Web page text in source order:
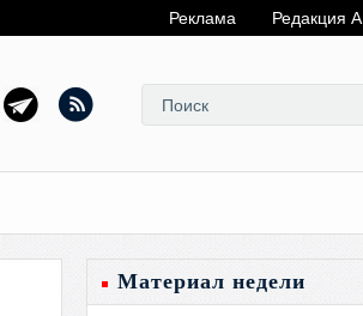
Реклама Редакция
Материал недели